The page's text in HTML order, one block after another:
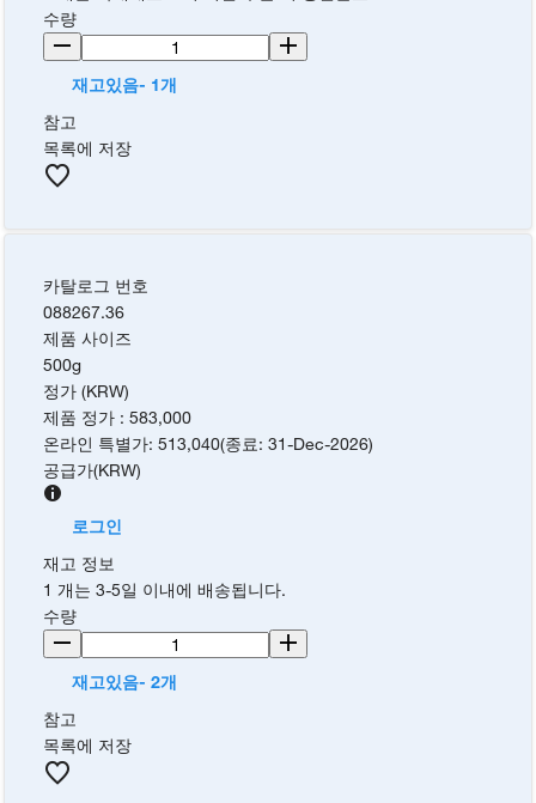
수량
재고있음- 1개
참고
목록에 저장
카탈로그 번호
088267.36
제품 사이즈
500g
정가 (KRW)
제품 정가 :583,000
온라인 특별가:513,040(종료:31-Dec-2026)
공급가(KRW)
로그인
재고 정보
1 개는 3-5일 이내에 배송됩니다.
수량
재고있음- 2개
참고
목록에 저장